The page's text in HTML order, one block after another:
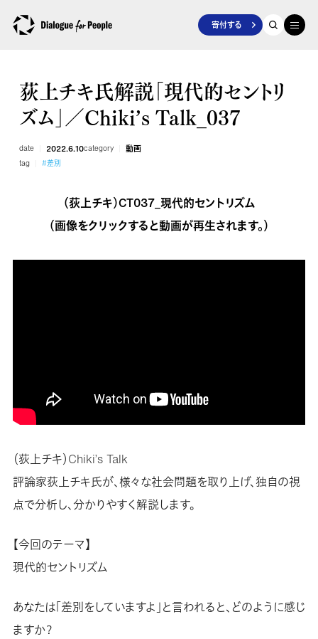
寄付する
荻上チキ氏解説「現代的セントリ
ズム」／Chiki’s Talk_037
date 2022.6.10category 動画
tag #差別
（荻上チキ）CT037_現代的セントリズム
（画像をクリックすると動画が再生されます。）
（荻上チキ）Chiki’s Talk
評論家荻上チキ氏が、様々な社会問題を取り上げ、独自の視
点で分析し、分かりやすく解説します。
【今回のテーマ】
現代的セントリズム
あなたは「差別をしていますよ」と言われると、どのように感じ
ますか？